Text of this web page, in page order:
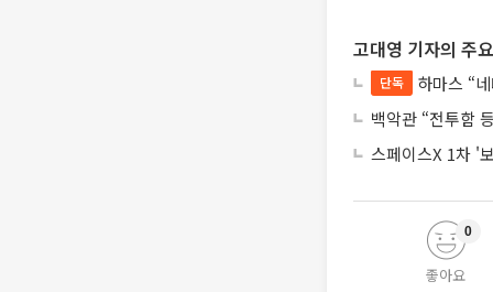
고대영 기자의 주
단독
하마스 “
백악관 “전투함
스페이스X 1차 '
좋아요
0